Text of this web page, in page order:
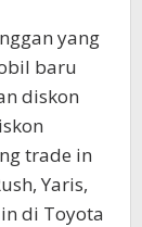
yang
baru
diskon
trade in
Yaris,
di Toyota